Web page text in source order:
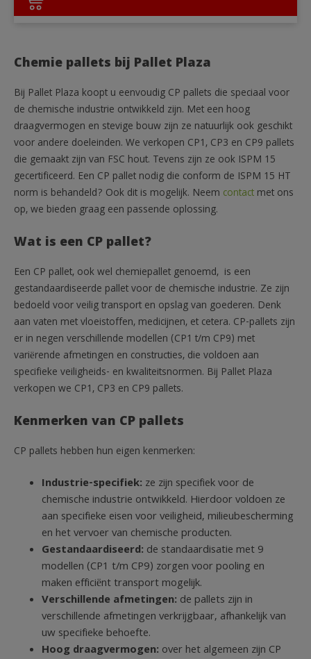
DETAILS
Chemie pallets bij Pallet Plaza
Bij Pallet Plaza koopt u eenvoudig CP pallets die speciaal voor
de chemische industrie ontwikkeld zijn. Met een hoog
draagvermogen en stevige bouw zijn ze natuurlijk ook geschikt
voor andere doeleinden. We verkopen CP1, CP3 en CP9 pallets
die gemaakt zijn van FSC hout. Tevens zijn ze ook ISPM 15
gecertificeerd. Een CP pallet nodig die conform de ISPM 15 HT
norm is behandeld? Ook dit is mogelijk. Neem contact met ons
op, we bieden graag een passende oplossing.
Wat is een CP pallet?
Een CP pallet, ook wel chemiepallet genoemd, is een
gestandaardiseerde pallet voor de chemische industrie. Ze zijn
bedoeld voor veilig transport en opslag van goederen. Denk
aan vaten met vloeistoffen, medicijnen, et cetera. CP-pallets zijn
er in negen verschillende modellen (CP1 t/m CP9) met
variërende afmetingen en constructies, die voldoen aan
specifieke veiligheids- en kwaliteitsnormen. Bij Pallet Plaza
verkopen we CP1, CP3 en CP9 pallets.
Kenmerken van CP pallets
CP pallets hebben hun eigen kenmerken:
Industrie-specifiek: ze zijn specifiek voor de
chemische industrie ontwikkeld. Hierdoor voldoen ze
aan specifieke eisen voor veiligheid, milieubescherming
en het vervoer van chemische producten.
Gestandaardiseerd: de standaardisatie met 9
modellen (CP1 t/m CP9) zorgen voor pooling en
maken efficiënt transport mogelijk.
Verschillende afmetingen: de pallets zijn in
verschillende afmetingen verkrijgbaar, afhankelijk van
uw specifieke behoefte.
Hoog draagvermogen: over het algemeen zijn CP